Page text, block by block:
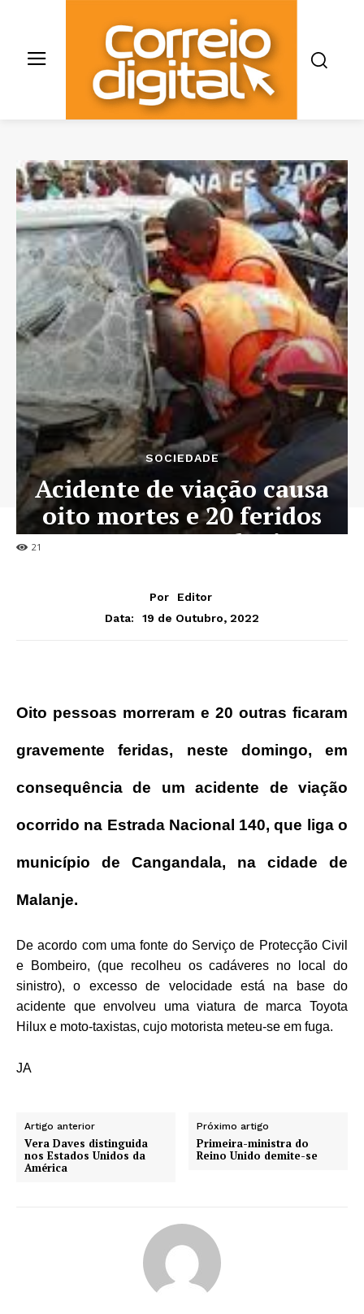
21
SOCIEDADE
Acidente de viação causa
oito mortes e 20 feridos
graves em Malanje
Por
Editor
Data:
19 de Outubro, 2022
Oito pessoas morreram e 20 outras ficaram
gravemente feridas, neste domingo, em
consequência de um acidente de viação
ocorrido na Estrada Nacional 140, que liga o
município de Cangandala, na cidade de
Malanje.
De acordo com uma fonte do Serviço de Protecção Civil
e Bombeiro, (que recolheu os cadáveres no local do
sinistro), o excesso de velocidade está na base do
acidente que envolveu uma viatura de marca Toyota
Hilux e moto-taxistas, cujo motorista meteu-se em fuga.
JA
Artigo anterior
Vera Daves distinguida
nos Estados Unidos da
América
Próximo artigo
Primeira-ministra do
Reino Unido demite-se